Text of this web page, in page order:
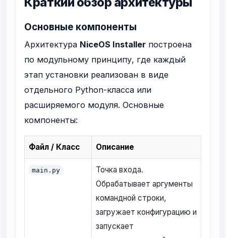
Основные компоненты
Архитектура NiceOS Installer построена
по модульному принципу, где каждый
этап установки реализован в виде
отдельного Python-класса или
расширяемого модуля. Основные
компоненты:
Файл / Класс Описание
main.py
Точка входа.
Обрабатывает аргументы
командной строки,
загружает конфигурацию и
запускает